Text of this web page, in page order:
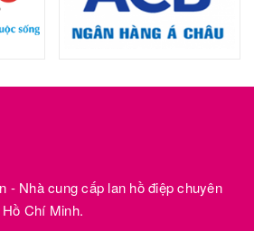
- Nhà cung cấp lan hồ điệp chuyên
Chí Minh.